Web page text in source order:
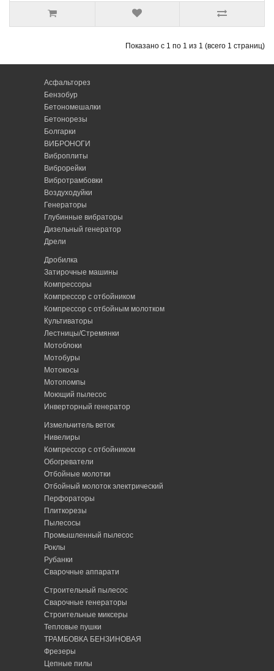
Показано с 1 по 1 из 1 (всего 1 страниц)
Асфальторез
Бензобур
Бетономешалки
Бетонорезы
Болгарки
ВИБРОНОГИ
Виброплиты
Виброрейки
Вибротрамбовки
Воздуходуйки
Генераторы
Глубинные вибраторы
Дизельный генератор
Дрели
Дробилка
Затирочные машины
Компрессоры
Компрессор с отбойником
Компрессор с отбойным молотком
Культиваторы
Лестницы/Стремянки
Мотоблоки
Мотобуры
Мотокосы
Мотопомпы
Моющий пылесос
Инверторный генератор
Измельчитель веток
Нивелиры
Компрессор с отбойником
Обогреватели
Отбойные молотки
Отбойный молоток электрический
Перфораторы
Плиткорезы
Пылесосы
Промышленный пылесос
Роклы
Рубанки
Сварочные аппарати
Строительный пылесос
Сварочные генераторы
Строительные миксеры
Тепловые пушки
ТРАМБОВКА БЕНЗИНОВАЯ
Фрезеры
Цепные пилы